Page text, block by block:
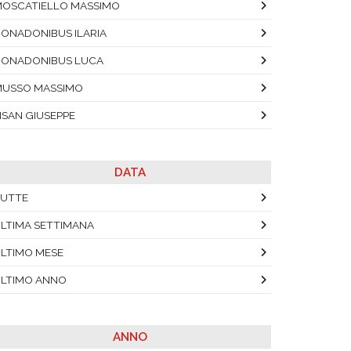
MASSIMO
ILARIA
LUCA
MASSIMO
GIUSEPPE
DATA
SETTIMANA
MESE
ANNO
ANNO